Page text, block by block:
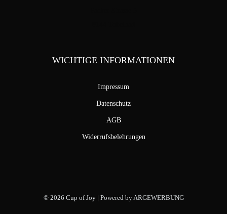
WICHTIGE INFORMATIONEN
Impressum
Datenschutz
AGB
Widerrufsbelehrungen
© 2026 Cup of Joy| Powered byARGEWERBUNG